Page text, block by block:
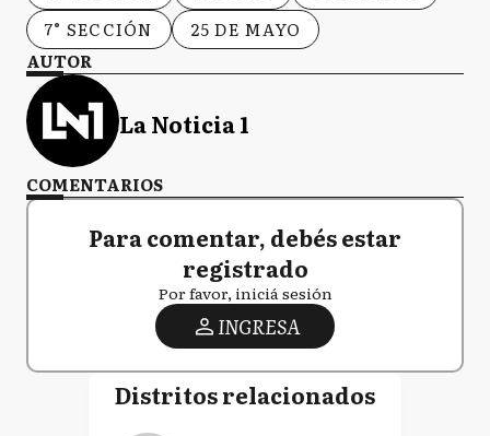
7° SECCIÓN
25 DE MAYO
AUTOR
La Noticia 1
COMENTARIOS
Para comentar, debés estar
registrado
Por favor, iniciá sesión
INGRESA
Distritos relacionados